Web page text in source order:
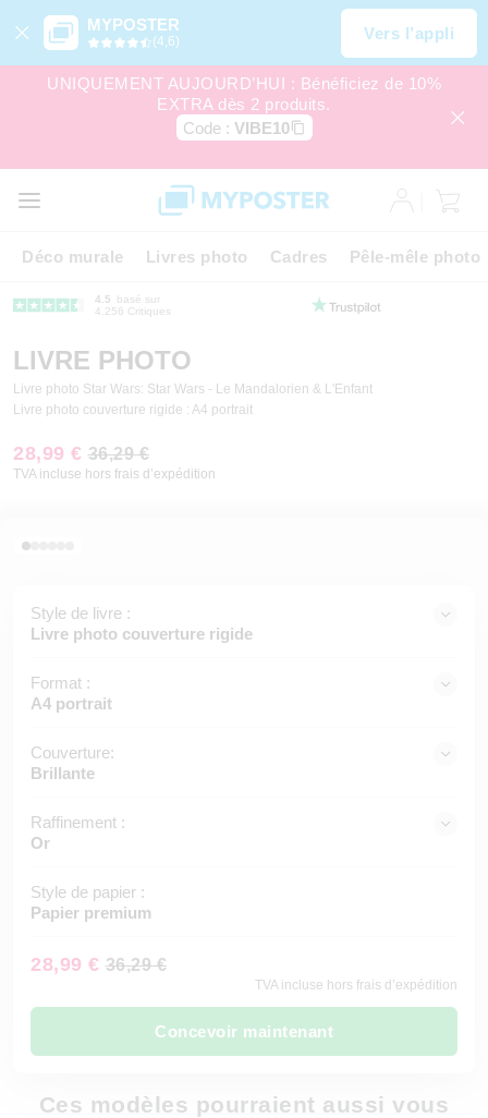
MYPOSTER
(4,6) Vers l’appli
UNIQUEMENT AUJOURD’HUI : Bénéficiez de 10%
EXTRA dès 2 produits.
Code : VIBE10
Déco murale Livres photo Cadres Pêle-mêle photo
4.5
basé sur
4.256 Critiques
LIVRE PHOTO
Livre photo Star Wars: Star Wars - Le Mandalorien & L'Enfant
Livre photo couverture rigide : A4 portrait
28,99 € 36,29 €
TVA incluse hors frais d’expédition
Style de livre :
Livre photo couverture rigide
Format :
A4 portrait
Couverture:
Brillante
Raffinement :
Or
Style de papier :
Papier premium
28,99 € 36,29 €
TVA incluse hors frais d’expédition
Concevoir maintenant
Ces modèles pourraient aussi vous